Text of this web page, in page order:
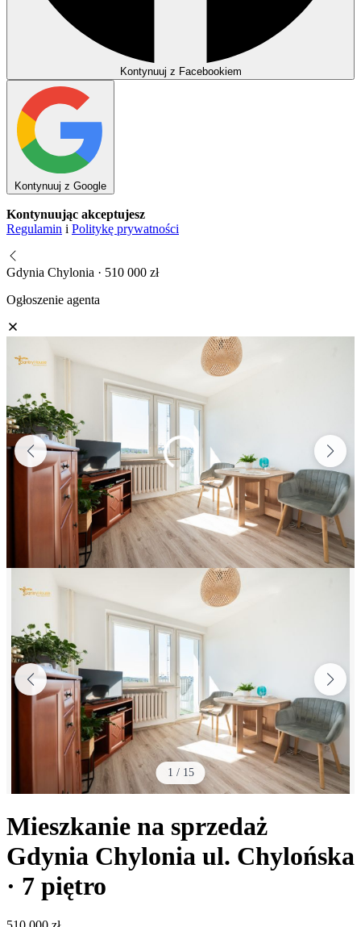
Kontynuuj z Facebookiem
Kontynuuj z Google
Kontynuując akceptujesz
Regulamin i Politykę prywatności
Gdynia Chylonia · 510 000 zł
Ogłoszenie agenta
1 / 15
Mieszkanie na sprzedaż
Gdynia Chylonia ul. Chylońska
· 7 piętro